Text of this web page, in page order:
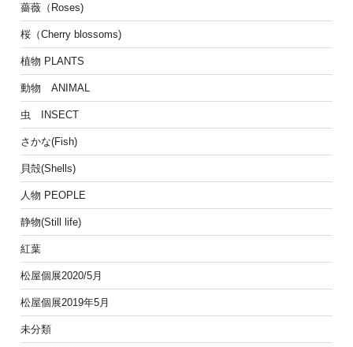
薔薇（Roses)
桜（Cherry blossoms)
植物 PLANTS
動物 ANIMAL
虫 INSECT
さかな(Fish)
貝殻(Shells)
人物 PEOPLE
静物(Still life)
紅葉
松屋個展2020/5月
松屋個展2019年5月
未分類